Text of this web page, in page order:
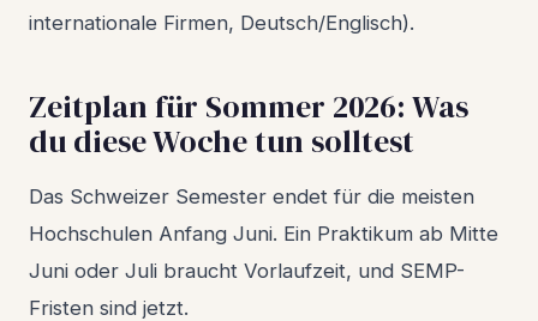
internationale Firmen, Deutsch/Englisch).
Zeitplan für Sommer 2026: Was
du diese Woche tun solltest
Das Schweizer Semester endet für die meisten
Hochschulen Anfang Juni. Ein Praktikum ab Mitte
Juni oder Juli braucht Vorlaufzeit, und SEMP-
Fristen sind jetzt.